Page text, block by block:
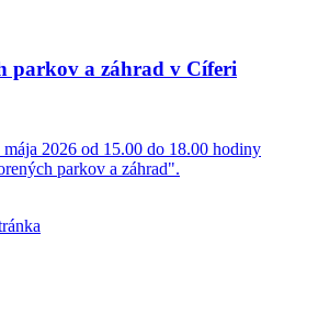
parkov a záhrad v Cíferi
2026 od 15.00 do 18.00 hodiny
parkov a záhrad".